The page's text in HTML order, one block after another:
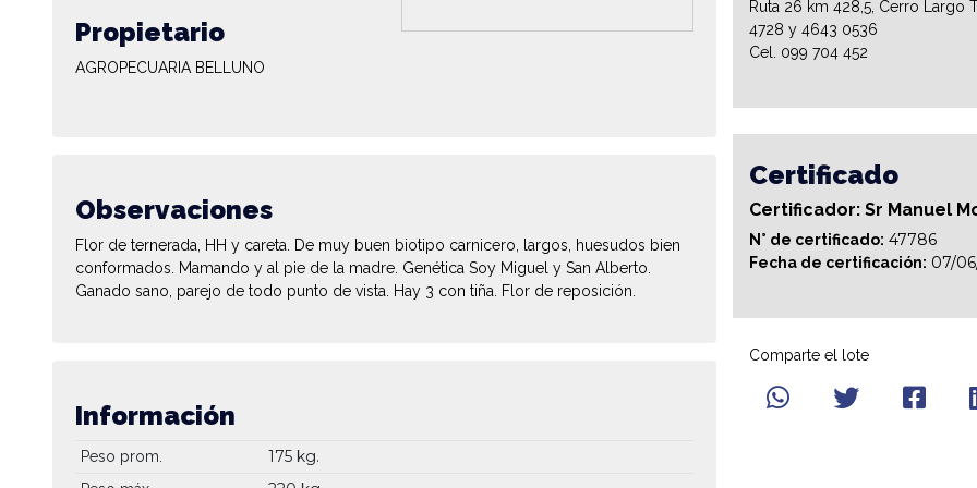
Propietario
AGROPECUARIA BELLUNO
Observaciones
Flor de ternerada, HH y careta. De muy buen biotipo carnicero, largos, huesudos bien
conformados. Mamando y al pie de la madre. Genética Soy Miguel y San Alberto.
Ganado sano, parejo de todo punto de vista. Hay 3 con tiña. Flor de reposición.
Información
Peso prom. 175 kg.
Ruta 26 km 428,5, Cerro Largo
4728 y 4643 0536
Cel. 099 704 452
Certificado
Certificador: Sr Manuel
N° de certificado: 47786
Fecha de certificación: 07/
Comparte el lote